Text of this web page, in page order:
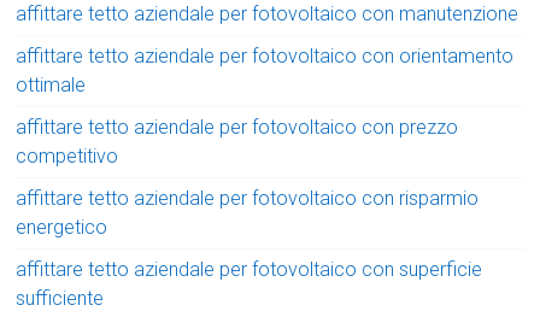
affittare tetto aziendale per fotovoltaico con manutenzione
affittare tetto aziendale per fotovoltaico con orientamento
ottimale
affittare tetto aziendale per fotovoltaico con prezzo
competitivo
affittare tetto aziendale per fotovoltaico con risparmio
energetico
affittare tetto aziendale per fotovoltaico con superficie
sufficiente